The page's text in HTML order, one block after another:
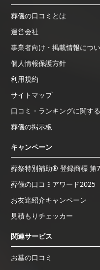
葬儀の口コミとは
運営会社
事業者向け・掲載情報につ
個人情報保護方針
利用規約
サイトマップ
口コミ・ランキングに関す
葬儀の掲示板
キャンペーン
葬祭特別補助® 登録商標 第
葬儀の口コミアワード2025
お友達紹介キャンペーン
見積もりチェッカー
関連サービス
お墓の口コミ